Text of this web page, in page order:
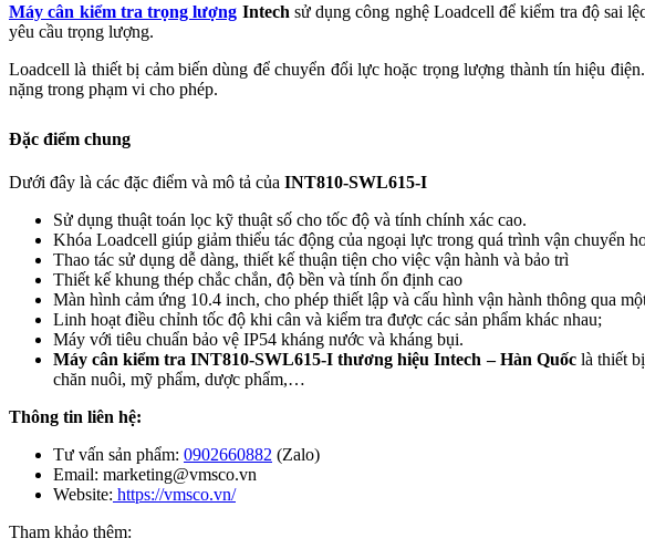
Máy cân kiểm tra trọng lượng Intech sử dụng công nghệ Loadcell để kiểm tra độ sai
yêu cầu trọng lượng.
Loadcell là thiết bị cảm biến dùng để chuyển đổi lực hoặc trọng lượng thành tín hiệu
nặng trong phạm vi cho phép.
Đặc điểm chung
Dưới đây là các đặc điểm và mô tả của INT810-SWL615-I
Sử dụng thuật toán lọc kỹ thuật số cho tốc độ và tính chính xác cao.
Khóa Loadcell giúp giảm thiểu tác động của ngoại lực trong quá trình vận chuyển
Thao tác sử dụng dễ dàng, thiết kế thuận tiện cho việc vận hành và bảo trì
Thiết kế khung thép chắc chắn, độ bền và tính ổn định cao
Màn hình cảm ứng 10.4 inch, cho phép thiết lập và cấu hình vận hành thông qua
Linh hoạt điều chỉnh tốc độ khi cân và kiểm tra được các sản phẩm khác nhau;
Máy với tiêu chuẩn bảo vệ IP54 kháng nước và kháng bụi.
Máy cân kiểm tra INT810-SWL615-I thương hiệu Intech – Hàn Quốclà thiết bị
chăn nuôi, mỹ phẩm, dược phẩm,…
Thông tin liên hệ:
Tư vấn sản phẩm: 0902660882 (Zalo)
Email: marketing@vmsco.vn
Website: https://vmsco.vn/
Tham khảo thêm: